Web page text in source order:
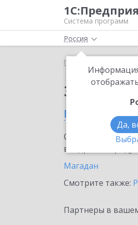
Система программ
Россия
Да,
Главная
в
Ознакомьтесь с
внедрение
Магадан
Смотрите также:
Партнеры в